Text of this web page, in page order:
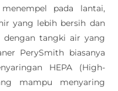
pada lantai,
yang lebih bersih dan
dengan tangki air yang
PerySmith biasanya
HEPA (High-
mampu menyaring